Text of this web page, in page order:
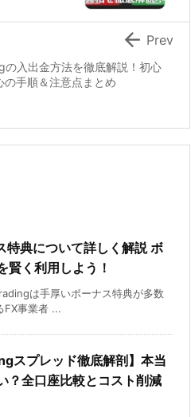
の入出金方法を徹底解説！初心
の手順＆注意点まとめ
 Prev
特典について詳しく解説 ボ
賢く利用しよう！
は手厚いボーナス特典が多数
FX事業者 ...
スプレッド徹底解剖】本当
？全口座比較とコスト削減